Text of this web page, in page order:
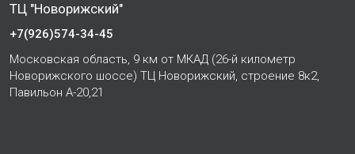
ТЦ "Новорижский"
+7(926)574-34-45
Московская область, 9 км от МКАД (26-й километр
Новорижского шоссе) ТЦ Новорижский, строение 8к2,
Павильон А-20,21